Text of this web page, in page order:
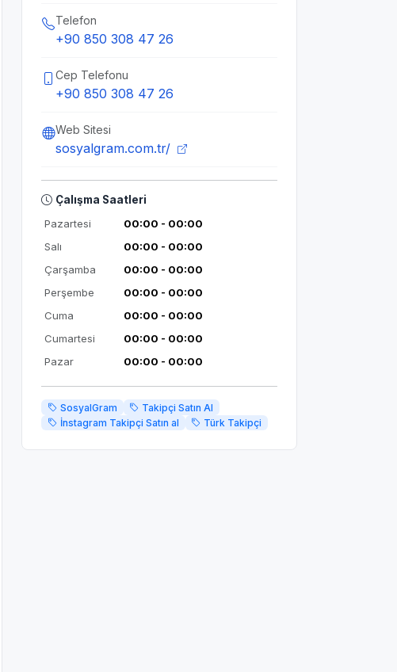
Telefon
+90 850 308 47 26
Cep Telefonu
+90 850 308 47 26
Web Sitesi
sosyalgram.com.tr/
Çalışma Saatleri
Pazartesi
00:00 - 00:00
Salı
00:00 - 00:00
Çarşamba
00:00 - 00:00
Perşembe
00:00 - 00:00
Cuma
00:00 - 00:00
Cumartesi
00:00 - 00:00
Pazar
00:00 - 00:00
SosyalGram
Takipçi Satın Al
İnstagram Takipçi Satın al
Türk Takipçi